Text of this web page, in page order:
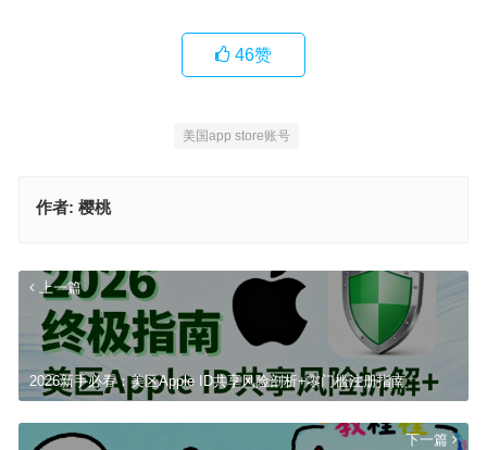
46赞
美国app store账号
作者: 樱桃
上一篇
2026新手必看：美区Apple ID共享风险剖析+零门槛注册指南
下一篇